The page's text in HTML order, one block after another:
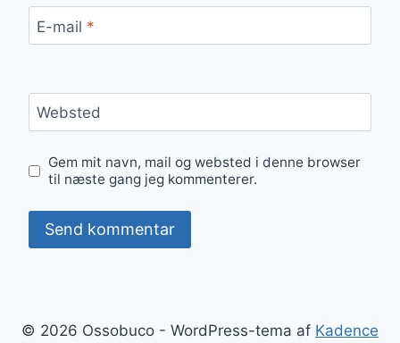
E-mail *
Websted
Gem mit navn, mail og websted i denne browser
til næste gang jeg kommenterer.
© 2026 Ossobuco - WordPress-tema af Kadence